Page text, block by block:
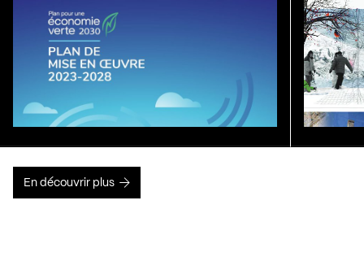
En découvrir plus